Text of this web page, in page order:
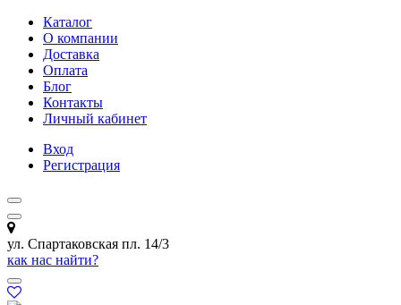
Каталог
О компании
Доставка
Оплата
Блог
Контакты
Личный кабинет
Вход
Регистрация
ул. Спартаковская пл. 14/3
как нас найти?